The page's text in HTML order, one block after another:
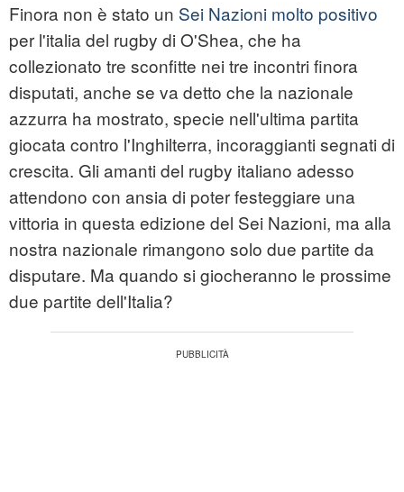
Finora non è stato un Sei Nazioni molto positivo
per l'italia del rugby di O'Shea, che ha
collezionato tre sconfitte nei tre incontri finora
disputati, anche se va detto che la nazionale
azzurra ha mostrato, specie nell'ultima partita
giocata contro l'Inghilterra, incoraggianti segnati di
crescita. Gli amanti del rugby italiano adesso
attendono con ansia di poter festeggiare una
vittoria in questa edizione del Sei Nazioni, ma alla
nostra nazionale rimangono solo due partite da
disputare. Ma quando si giocheranno le prossime
due partite dell'Italia?